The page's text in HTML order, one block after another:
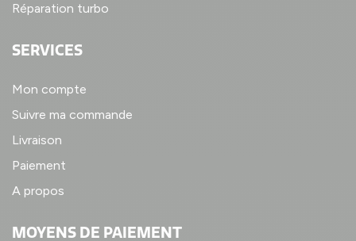
Réparation turbo
SERVICES
Mon compte
Suivre ma commande
Livraison
Paiement
A propos
MOYENS DE PAIEMENT